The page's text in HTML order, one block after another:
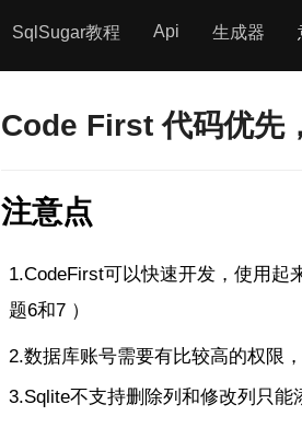
SqlSugar教程 Api 生成器
Code First 代码优先
注意点
1.CodeFirst可以快速开发，使用起
题6和7 ）
2.数据库账号需要有比较高的权限，
3.Sqlite不支持删除列和修改列只能